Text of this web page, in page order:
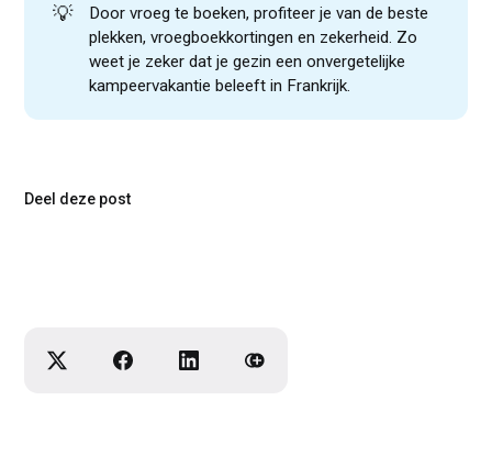
💡
Door vroeg te boeken, profiteer je van de beste
plekken, vroegboekkortingen en zekerheid. Zo
weet je zeker dat je gezin een onvergetelijke
kampeervakantie beleeft in Frankrijk.
Deel deze post